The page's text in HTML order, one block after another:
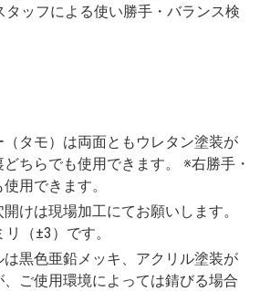
タッフによる使い勝手・バランス検
タモ）は両面ともウレタン塗装が
ちらでも使用できます。 ※右勝手・
用できます。
けは現場加工にてお願いします。
（±3）です。
黒色亜鉛メッキ、アクリル塗装が
ご使用環境によっては錆びる場合